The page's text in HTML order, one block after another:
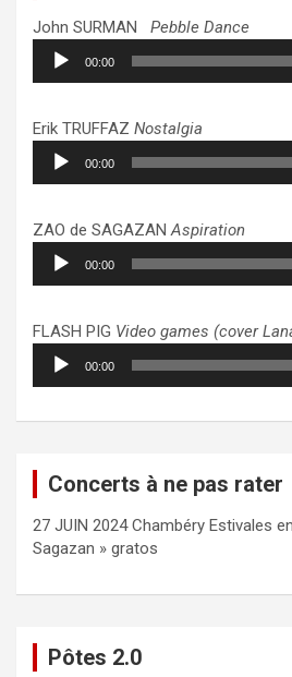
John SURMAN Pebble Dance
Lecteur
audio
00:00
Erik TRUFFAZ Nostalgia
Lecteur
audio
00:00
ZAO de SAGAZANAspiration
Lecteur
audio
00:00
FLASH PIG Video games (cover
Lecteur
audio
00:00
Concerts à ne pas rater
27 JUIN 2024 Chambéry Estivales
Sagazan » gratos
Pôtes 2.0